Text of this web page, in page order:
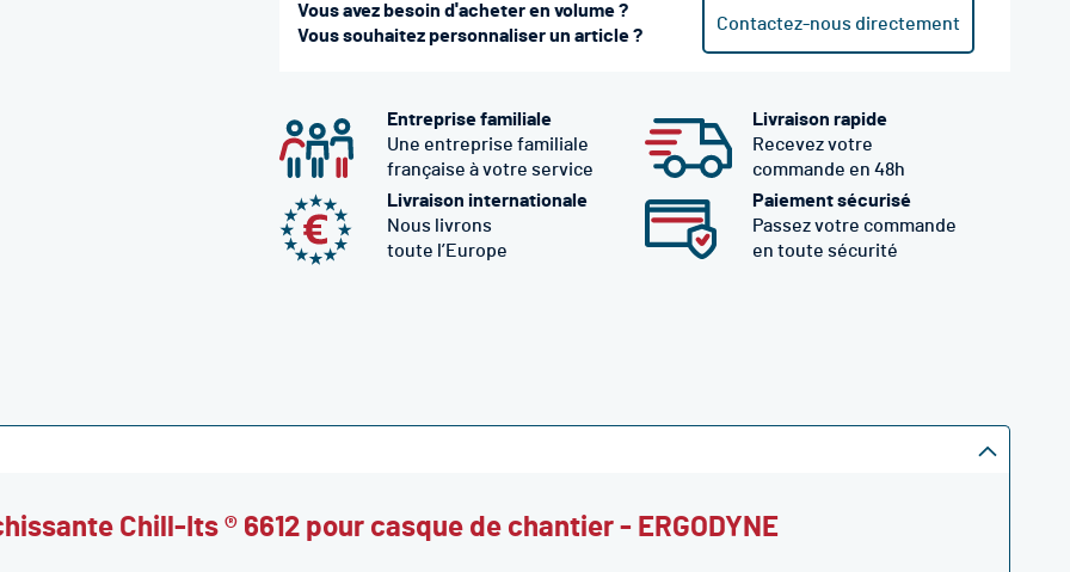
Vous avez besoin d'acheter en volume ?
Vous souhaitez personnaliser un article ?
Contactez-nous directement
Entreprise familiale
Une entreprise familiale
française à votre service
Livraison rapide
Recevez votre
commande en 48h
Livraison internationale
Nous livrons
toute l’Europe
Paiement sécurisé
Passez votre commande
en toute sécurité
Chill-Its ® 6612 pour casque de chantier - ERGODYNE